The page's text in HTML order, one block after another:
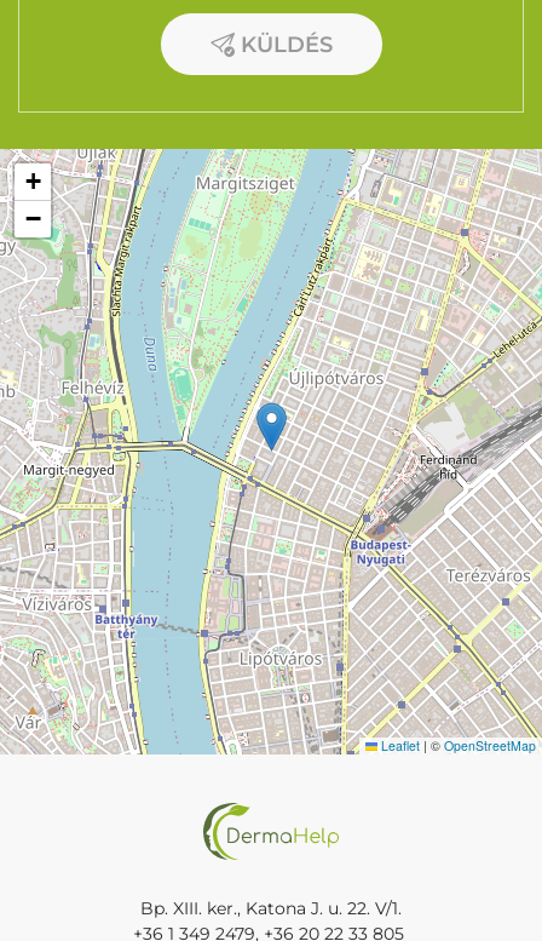
KÜLDÉS
+
−
Leaflet | © OpenStreetMap
Bp. XIII. ker., Katona J. u. 22. V/1.
+36 1 349 2479, +36 20 22 33 805